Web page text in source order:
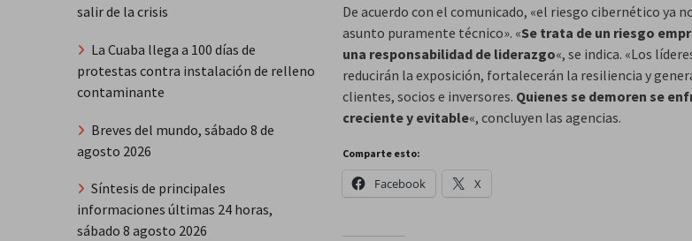
De acuerdo con el comunicado, «el riesgo cibernético ya
asunto puramente técnico». «Se trata de un riesgo
una responsabilidad de liderazgo«, se indica. «Los
reducirán la exposición, fortalecerán la resiliencia y
clientes, socios e inversores. Quienes se demoren se
creciente y evitable«, concluyen las agencias.
Comparte esto:
Facebook X
salir de la crisis
La Cuaba llega a 100 días de
protestas contra instalación de relleno
contaminante
Breves del mundo, sábado 8 de
agosto 2026
Síntesis de principales
informaciones últimas 24 horas,
sábado 8 agosto 2026